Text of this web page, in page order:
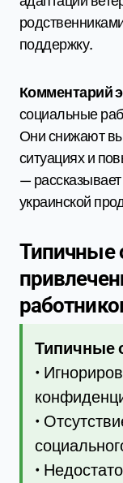
поддержку.
Комментарий
социальные
Они снижают
ситуациях и
—
украинской
Типичные
Типичные
•
•
•